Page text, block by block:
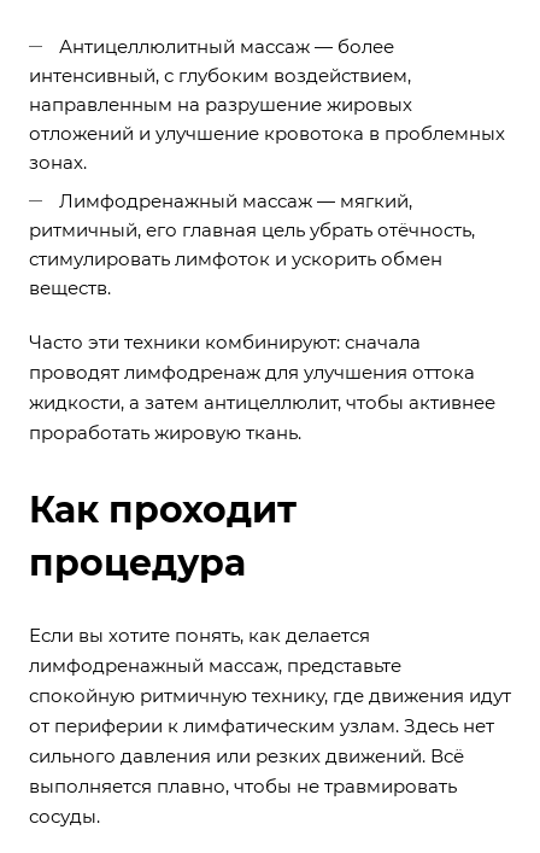
Антицеллюлитный массаж — более
интенсивный, с глубоким воздействием,
направленным на разрушение жировых
отложений и улучшение кровотока в проблемных
зонах.
Лимфодренажный массаж — мягкий,
ритмичный, его главная цель убрать отёчность,
стимулировать лимфоток и ускорить обмен
веществ.
Часто эти техники комбинируют: сначала
проводят лимфодренаж для улучшения оттока
жидкости, а затем антицеллюлит, чтобы активнее
проработать жировую ткань.
Как проходит
процедура
Если вы хотите понять, как делается
лимфодренажный массаж, представьте
спокойную ритмичную технику, где движения идут
от периферии к лимфатическим узлам. Здесь нет
сильного давления или резких движений. Всё
выполняется плавно, чтобы не травмировать
сосуды.